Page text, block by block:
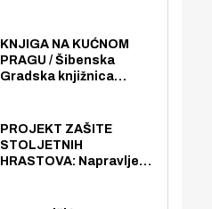
općoj upotrebi. Pristup
je slobodan i besplatan
za sve građane i
KNJIGA NA KUĆNOM
PRAGU / Šibenska
Gradska knjižnica
knjiga na kućnu adresu
električnim biciklom.
PROJEKT ZAŠITE
STOLJETNIH
HRASTOVA: Napravljen